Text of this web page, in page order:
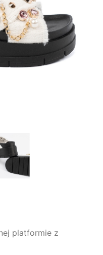
platformie z